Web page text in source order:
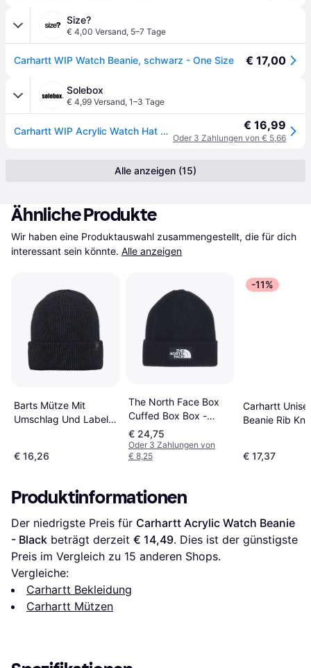
Size?
€ 4,00 Versand, 5–7 Tage
Carhartt WIP Watch Beanie, schwarz - One Size € 17,00
Solebox
€ 4,99 Versand, 1–3 Tage
Carhartt WIP Acrylic Watch Hat Winter Unisex schwarz Größe ONE SIZE € 16,99
Oder 3 Zahlungen von € 5,66
Alle anzeigen (15)
Ähnliche Produkte
Wir haben eine Produktauswahl zusammengestellt, die für dich
interessant sein könnte. Alle anzeigen
Barts Mütze Mit
Umschlag Und Label-
€ 16,26
The North Face Box
Cuffed Box Box -
Black
€ 24,75
Oder 3 Zahlungen von
€ 8,25
-11%
Carhartt
Beanie Rib
€ 17,37
Produktinformationen
Der niedrigste Preis für Carhartt Acrylic Watch Beanie
- Black beträgt derzeit € 14,49. Dies ist der günstigste
Preis im Vergleich zu 15 anderen Shops.
Vergleiche:
Carhartt Bekleidung
Carhartt Mützen